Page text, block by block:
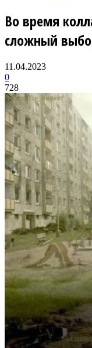
Во время
сложный
11.04.2023
0
728